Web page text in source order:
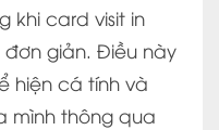
khi card visit in
giản. Điều này
hiện cá tính và
mình thông qua